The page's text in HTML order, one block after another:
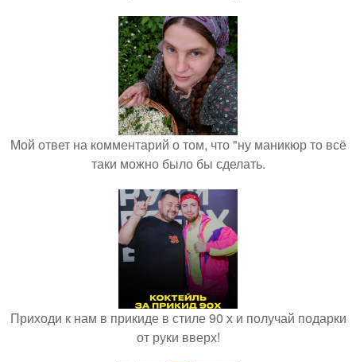
Мой ответ на комментарий о том, что "ну маникюр то всё
таки можно было бы сделать.
Приходи к нам в прикиде в стиле 90 х и получай подарки
от руки вверх!